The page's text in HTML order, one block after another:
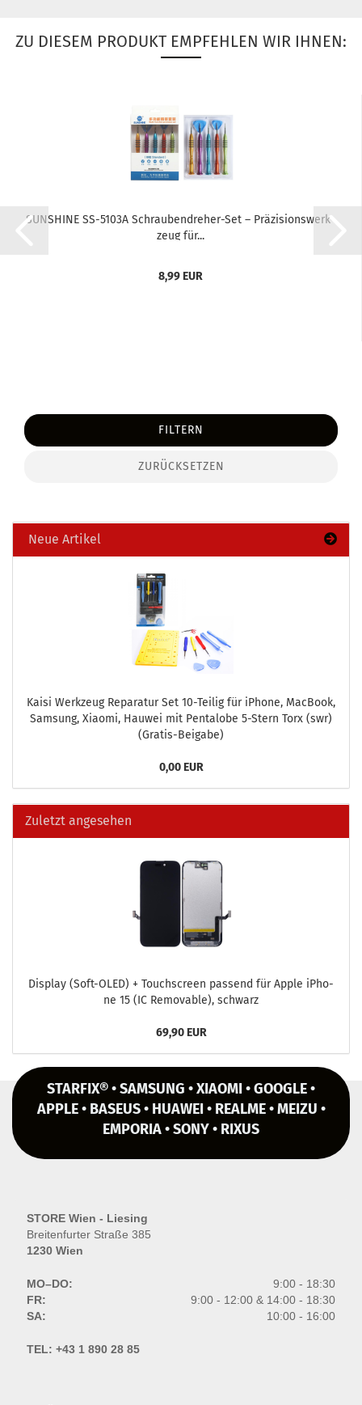
ZU DIESEM PRODUKT EMPFEHLEN WIR IHNEN:
SUN­SHI­NE SS-​5103A Schraubendreher-​​Set – Prä­zi­si­ons­werk­
zeug für...
8,99 EUR
FILTERN
ZURÜCKSETZEN
Neue Artikel
Kaisi Werk­zeug Re­pa­ra­tur Set 10-​Teilig für iPho­ne, MacBook,
Sam­sung, Xiao­mi, Hau­wei mit Pen­talo­be 5-​Stern Torx (swr)
(Gratis-​Beigabe)
0,00 EUR
Zuletzt angesehen
Dis­play (Soft-​OLED) + Touch­screen pas­send für Apple iPho­
ne 15 (IC Re­mo­va­ble), schwarz
69,90 EUR
STARFIX® • SAMSUNG • XIAOMI • GOOGLE •
APPLE • BASEUS • HUAWEI • REALME • MEIZU •
EMPORIA • SONY • RIXUS
STORE Wien - Liesing
Breitenfurter Straße 385
1230 Wien
MO–DO:
9:00 - 18:30
FR:
9:00 - 12:00 & 14:00 - 18:30
SA:
10:00 - 16:00
TEL: +43 1 890 28 85